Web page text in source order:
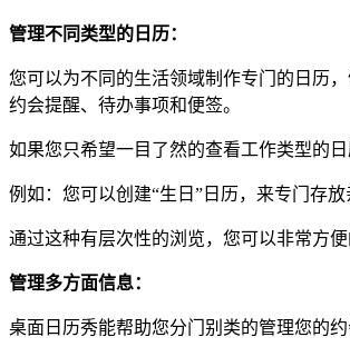
管理不同类型的日历：
您可以为不同的生活领域制作专门的日历
约会提醒、待办事项和便签。
如果您只希望一目了然的查看工作类型的
例如：您可以创建“生日”日历，来专门存
通过这种有层次性的浏览，您可以非常方
管理多方面信息：
桌面日历秀能帮助您分门别类的管理您的